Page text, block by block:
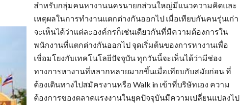
สำหรับกลุ่มคนหางานนครนายกส่วนใหญ่มีแนวความคิดและ
เหตุผลในการทำงานแตกต่างกันออกไป เมื่อเทียบกันคนรุ่นเก่า
จะเห็นได้ว่าแต่ละองค์กรก็เช่นเดียวกันที่มีความต้องการใน
พนักงานที่แตกต่างกันออกไป จุดเริ่มต้นของการหางานเพื่อ
เชื่อมโยงกับเทคโนโลยีปัจจุบัน ทุกวันนี้จะเห็นได้ว่ามีช่อง
ทางการหางานที่หลากหลายมากขึ้นเมื่อเทียบกับสมัยก่อน ที่
ต้องเดินทางไปสมัครงานหรือ Walk in เข้าที่บริษัทเอง ความ
ต้องการของตลาดแรงงานในยุคปัจจุบันมีความเปลี่ยนแปลงไป